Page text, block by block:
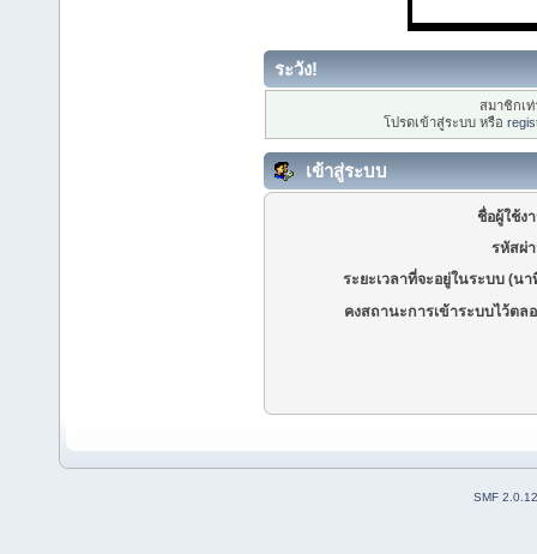
ระวัง!
สมาชิกเ
โปรดเข้าสู่ระบบ หรือ
เข้าสู่ระบบ
ชื่อผู้ใช้ง
รหัสผ่
ระยะเวลาที่จะอยู่ในระบบ (นา
คงสถานะการเข้าระบบไว้ตล
SMF 2.0.12